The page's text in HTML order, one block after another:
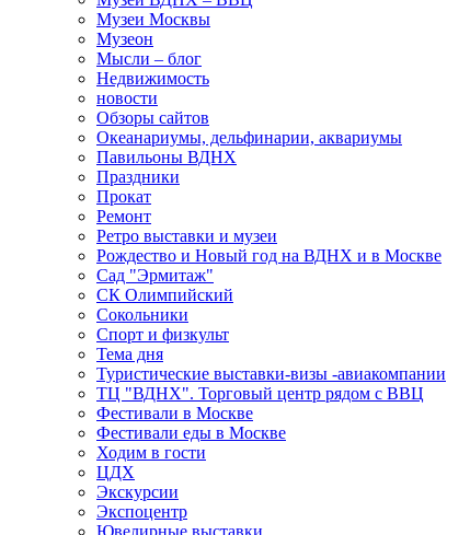
Музеи Москвы
Музеон
Мысли – блог
Недвижимость
новости
Обзоры сайтов
Океанариумы, дельфинарии, аквариумы
Павильоны ВДНХ
Праздники
Прокат
Ремонт
Ретро выставки и музеи
Рождество и Новый год на ВДНХ и в Москве
Сад "Эрмитаж"
СК Олимпийский
Сокольники
Спорт и физкульт
Тема дня
Туристические выставки-визы -авиакомпании
ТЦ "ВДНХ". Торговый центр рядом с ВВЦ
Фестивали в Москве
Фестивали еды в Москве
Ходим в гости
ЦДХ
Экскурсии
Экспоцентр